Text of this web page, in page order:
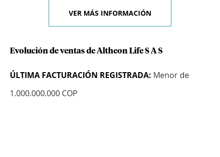
VER MÁS INFORMACIÓN
Evolución de ventas de Altheon Life S A S
ÚLTIMA FACTURACIÓN REGISTRADA: Menor de
1.000.000.000 COP